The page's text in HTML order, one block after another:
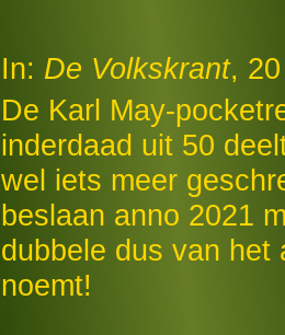
In: De Volkskrant,
De Karl May-
inderdaad uit 50
wel iets meer
beslaan anno 2021
dubbele dus van het
noemt!